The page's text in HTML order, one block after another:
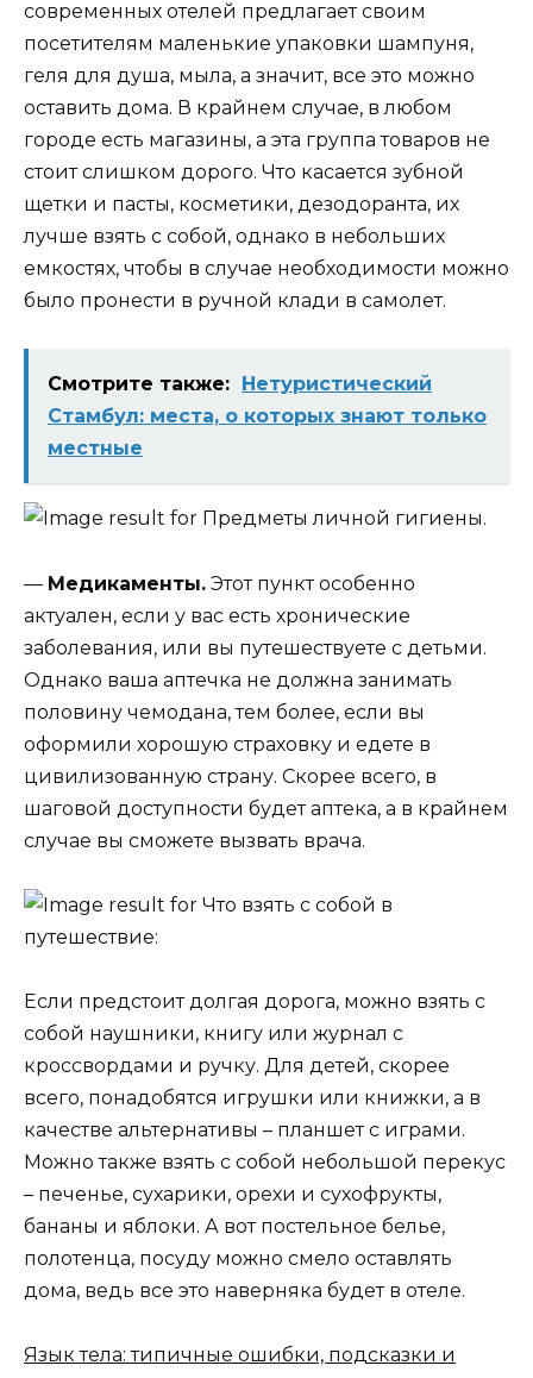
современных отелей предлагает своим
посетителям маленькие упаковки шампуня,
геля для душа, мыла, а значит, все это можно
оставить дома. В крайнем случае, в любом
городе есть магазины, а эта группа товаров не
стоит слишком дорого. Что касается зубной
щетки и пасты, косметики, дезодоранта, их
лучше взять с собой, однако в небольших
емкостях, чтобы в случае необходимости можно
было пронести в ручной клади в самолет.
Смотрите также:
Нетуристический
Стамбул: места, о которых знают только
местные
— Медикаменты. Этот пункт особенно
актуален, если у вас есть хронические
заболевания, или вы путешествуете с детьми.
Однако ваша аптечка не должна занимать
половину чемодана, тем более, если вы
оформили хорошую страховку и едете в
цивилизованную страну. Скорее всего, в
шаговой доступности будет аптека, а в крайнем
случае вы сможете вызвать врача.
Если предстоит долгая дорога, можно взять с
собой наушники, книгу или журнал с
кроссвордами и ручку. Для детей, скорее
всего, понадобятся игрушки или книжки, а в
качестве альтернативы – планшет с играми.
Можно также взять с собой небольшой перекус
– печенье, сухарики, орехи и сухофрукты,
бананы и яблоки. А вот постельное белье,
полотенца, посуду можно смело оставлять
дома, ведь все это наверняка будет в отеле.
Язык тела: типичные ошибки, подсказки и